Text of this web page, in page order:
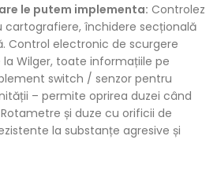
le putem implementa: Controlez
cartografiere, închidere secțională
Control electronic de scurgere
Wilger, toate informațiile pe
switch / senzor pentru
– permite oprirea duzei când
și duze cu orificii de
la substanțe agresive și